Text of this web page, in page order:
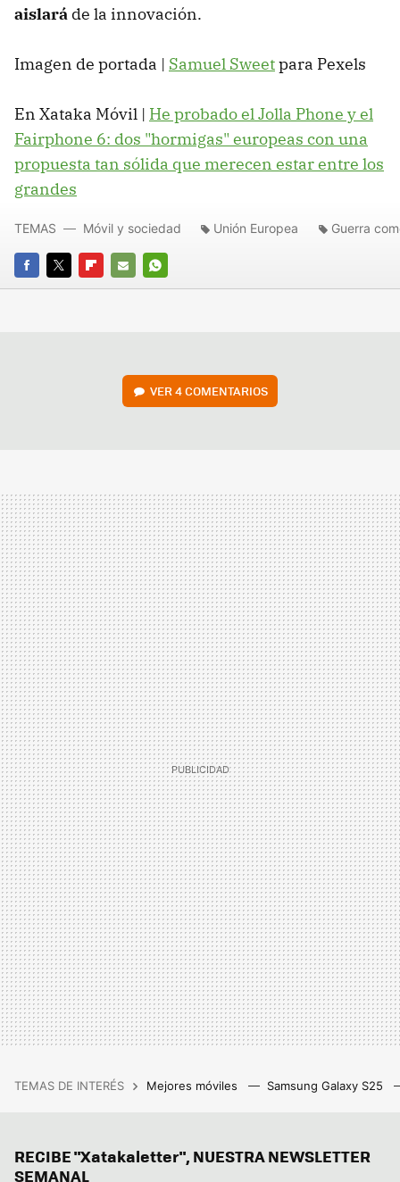
aislará de la innovación.
Imagen de portada | Samuel Sweetpara Pexels
En Xataka Móvil | He probado el Jolla Phone y el
Fairphone 6: dos "hormigas" europeas con una
propuesta tan sólida que merecen estar entre los
grandes
FACEBOOK
TWITTERFLIPBOARD
E-
WHATSAPP
TEMAS Móvil y sociedad Unión Europea Guerra
VER4 COMENTARIOS
TEMAS DE INTERÉS Mejores móviles Samsung Galaxy S25
RECIBE "Xatakaletter", NUESTRA NEWSLETTER
SEMANAL